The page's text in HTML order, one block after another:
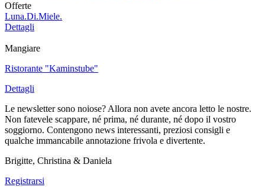
Offerte
Luna.Di.Miele.
Dettagli
Mangiare
Ristorante "Kaminstube"
Dettagli
Le newsletter sono noiose? Allora non avete ancora letto le nostre.
Non fatevele scappare, né prima, né durante, né dopo il vostro
soggiorno. Contengono news interessanti, preziosi consigli e
qualche immancabile annotazione frivola e divertente.
Brigitte, Christina & Daniela
Registrarsi